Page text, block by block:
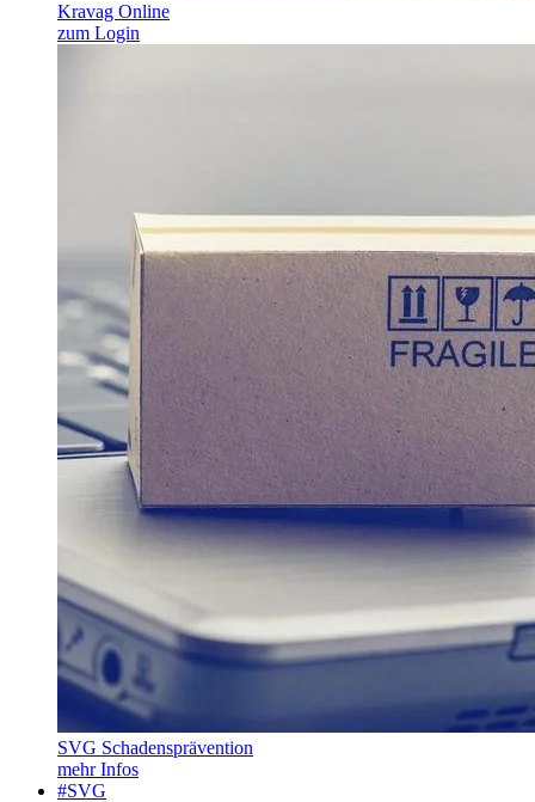
Kravag Online
zum Login
SVG Schadensprävention
mehr Infos
#SVG